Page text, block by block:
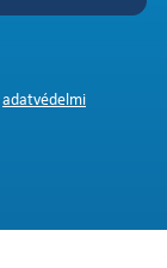
adatvédelmi